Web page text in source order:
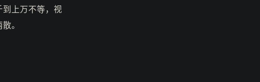
上万不等，视
。